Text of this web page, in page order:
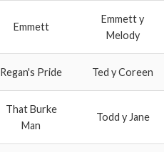
Emmett
Emmett y
Melody
Regan's Pride Ted y Coreen
That Burke
Man
Todd y Jane